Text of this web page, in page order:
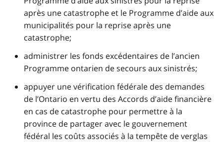
après une catastrophe et le Programme d’aide aux
municipalités pour la reprise après une
catastrophe;
administrer les fonds excédentaires de l’ancien
Programme ontarien de secours aux sinistrés;
appuyer une vérification fédérale des demandes
de l’Ontario en vertu des Accords d’aide financière
en cas de catastrophe pour permettre à la
province de partager avec le gouvernement
fédéral les coûts associés à la tempête de verglas